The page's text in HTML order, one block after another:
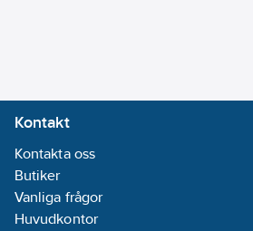
Kontakt
Kontakta oss
Butiker
Vanliga frågor
Huvudkontor